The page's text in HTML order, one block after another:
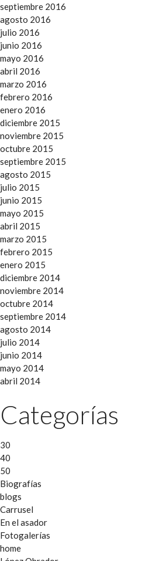
septiembre 2016
agosto 2016
julio 2016
junio 2016
mayo 2016
abril 2016
marzo 2016
febrero 2016
enero 2016
diciembre 2015
noviembre 2015
octubre 2015
septiembre 2015
agosto 2015
julio 2015
junio 2015
mayo 2015
abril 2015
marzo 2015
febrero 2015
enero 2015
diciembre 2014
noviembre 2014
octubre 2014
septiembre 2014
agosto 2014
julio 2014
junio 2014
mayo 2014
abril 2014
Categorías
30
40
50
Biografías
blogs
Carrusel
En el asador
Fotogalerías
home